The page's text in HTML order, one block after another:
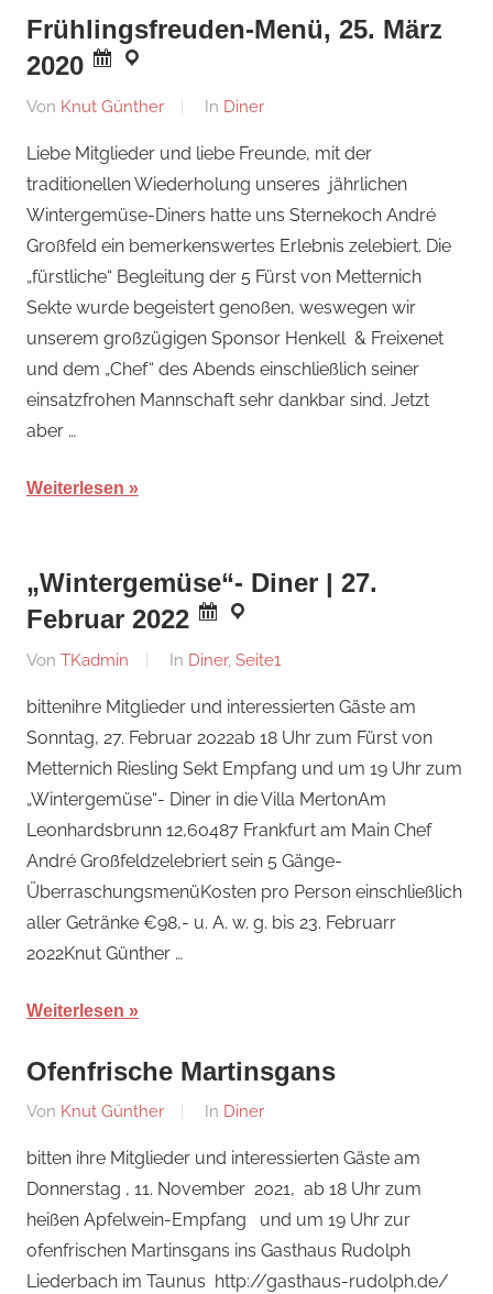
Frühlingsfreuden-Menü, 25. März
2020
Am
Februar
2022
Von Knut Günther In Diner
Liebe Mitglieder und liebe Freunde, mit der
traditionellen Wiederholung unseres jährlichen
Wintergemüse-Diners hatte uns Sternekoch André
Großfeld ein bemerkenswertes Erlebnis zelebiert. Die
„fürstliche“ Begleitung der 5 Fürst von Metternich
Sekte wurde begeistert genoßen, weswegen wir
unserem großzügigen Sponsor Henkell & Freixenet
und dem „Chef“ des Abends einschließlich seiner
einsatzfrohen Mannschaft sehr dankbar sind. Jetzt
aber …
Weiterlesen
„Wintergemüse“- Diner | 27.
Februar 2022
Am
Februar
2022
Von TKadmin In Diner, Seite1
bittenihre Mitglieder und interessierten Gäste am
Sonntag, 27. Februar 2022ab 18 Uhr zum Fürst von
Metternich Riesling Sekt Empfang und um 19 Uhr zum
„Wintergemüse“- Diner in die Villa MertonAm
Leonhardsbrunn 12,60487 Frankfurt am Main Chef
André Großfeldzelebriert sein 5 Gänge-
ÜberraschungsmenüKosten pro Person einschließlich
aller Getränke €98,- u. A. w. g. bis 23. Februarr
2022Knut Günther …
Weiterlesen
Ofenfrische Martinsgans
Am
Oktober
2021
Von Knut Günther In Diner
bitten ihre Mitglieder und interessierten Gäste am
Donnerstag , 11. November 2021, ab 18 Uhr zum
heißen Apfelwein-Empfang und um 19 Uhr zur
ofenfrischen Martinsgans ins Gasthaus Rudolph
Liederbach im Taunus http://gasthaus-rudolph.de/